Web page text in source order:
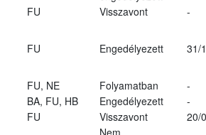
FU Visszavont
-
FU Engedélyezett 31/
FU, NE Folyamatban
-
BA, FU, HB Engedélyezett
-
FU Visszavont
20/